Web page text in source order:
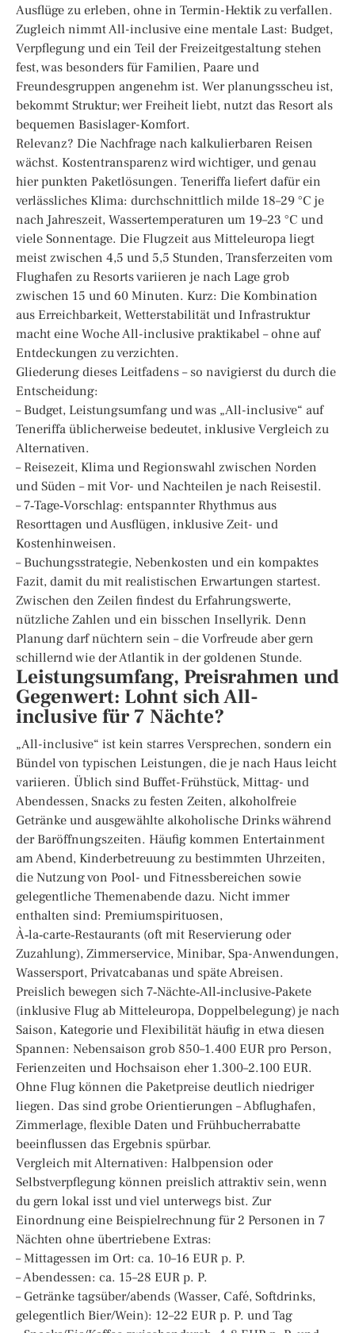
Ausflüge zu erleben, ohne in Termin-Hektik zu verfallen.
Zugleich nimmt All-inclusive eine mentale Last: Budget,
Verpflegung und ein Teil der Freizeitgestaltung stehen
fest, was besonders für Familien, Paare und
Freundesgruppen angenehm ist. Wer planungsscheu ist,
bekommt Struktur; wer Freiheit liebt, nutzt das Resort als
bequemen Basislager-Komfort.
Relevanz? Die Nachfrage nach kalkulierbaren Reisen
wächst. Kostentransparenz wird wichtiger, und genau
hier punkten Paketlösungen. Teneriffa liefert dafür ein
verlässliches Klima: durchschnittlich milde 18–29 °C je
nach Jahreszeit, Wassertemperaturen um 19–23 °C und
viele Sonnentage. Die Flugzeit aus Mitteleuropa liegt
meist zwischen 4,5 und 5,5 Stunden, Transferzeiten vom
Flughafen zu Resorts variieren je nach Lage grob
zwischen 15 und 60 Minuten. Kurz: Die Kombination
aus Erreichbarkeit, Wetterstabilität und Infrastruktur
macht eine Woche All-inclusive praktikabel – ohne auf
Entdeckungen zu verzichten.
Gliederung dieses Leitfadens – so navigierst du durch die
Entscheidung:
– Budget, Leistungsumfang und was „All-inclusive“ auf
Teneriffa üblicherweise bedeutet, inklusive Vergleich zu
Alternativen.
– Reisezeit, Klima und Regionswahl zwischen Norden
und Süden – mit Vor- und Nachteilen je nach Reisestil.
– 7‑Tage‑Vorschlag: entspannter Rhythmus aus
Resorttagen und Ausflügen, inklusive Zeit- und
Kostenhinweisen.
– Buchungsstrategie, Nebenkosten und ein kompaktes
Fazit, damit du mit realistischen Erwartungen startest.
Zwischen den Zeilen findest du Erfahrungswerte,
nützliche Zahlen und ein bisschen Insellyrik. Denn
Planung darf nüchtern sein – die Vorfreude aber gern
schillernd wie der Atlantik in der goldenen Stunde.
Leistungsumfang, Preisrahmen und
Gegenwert: Lohnt sich All-
inclusive für 7 Nächte?
„All-inclusive“ ist kein starres Versprechen, sondern ein
Bündel von typischen Leistungen, die je nach Haus leicht
variieren. Üblich sind Buffet-Frühstück, Mittag- und
Abendessen, Snacks zu festen Zeiten, alkoholfreie
Getränke und ausgewählte alkoholische Drinks während
der Baröffnungszeiten. Häufig kommen Entertainment
am Abend, Kinderbetreuung zu bestimmten Uhrzeiten,
die Nutzung von Pool- und Fitnessbereichen sowie
gelegentliche Themenabende dazu. Nicht immer
enthalten sind: Premiumspirituosen,
À‑la‑carte‑Restaurants (oft mit Reservierung oder
Zuzahlung), Zimmerservice, Minibar, Spa-Anwendungen,
Wassersport, Privatcabanas und späte Abreisen.
Preislich bewegen sich 7‑Nächte‑All‑inclusive‑Pakete
(inklusive Flug ab Mitteleuropa, Doppelbelegung) je nach
Saison, Kategorie und Flexibilität häufig in etwa diesen
Spannen: Nebensaison grob 850–1.400 EUR pro Person,
Ferienzeiten und Hochsaison eher 1.300–2.100 EUR.
Ohne Flug können die Paketpreise deutlich niedriger
liegen. Das sind grobe Orientierungen – Abflughafen,
Zimmerlage, flexible Daten und Frühbucherrabatte
beeinflussen das Ergebnis spürbar.
Vergleich mit Alternativen: Halbpension oder
Selbstverpflegung können preislich attraktiv sein, wenn
du gern lokal isst und viel unterwegs bist. Zur
Einordnung eine Beispielrechnung für 2 Personen in 7
Nächten ohne übertriebene Extras:
– Mittagessen im Ort: ca. 10–16 EUR p. P.
– Abendessen: ca. 15–28 EUR p. P.
– Getränke tagsüber/abends (Wasser, Café, Softdrinks,
gelegentlich Bier/Wein): 12–22 EUR p. P. und Tag